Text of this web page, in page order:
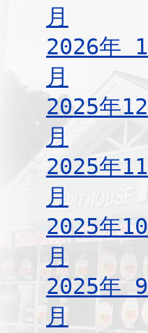
月
2026年 1
月
2025年12
月
2025年11
月
2025年10
月
2025年 9
月